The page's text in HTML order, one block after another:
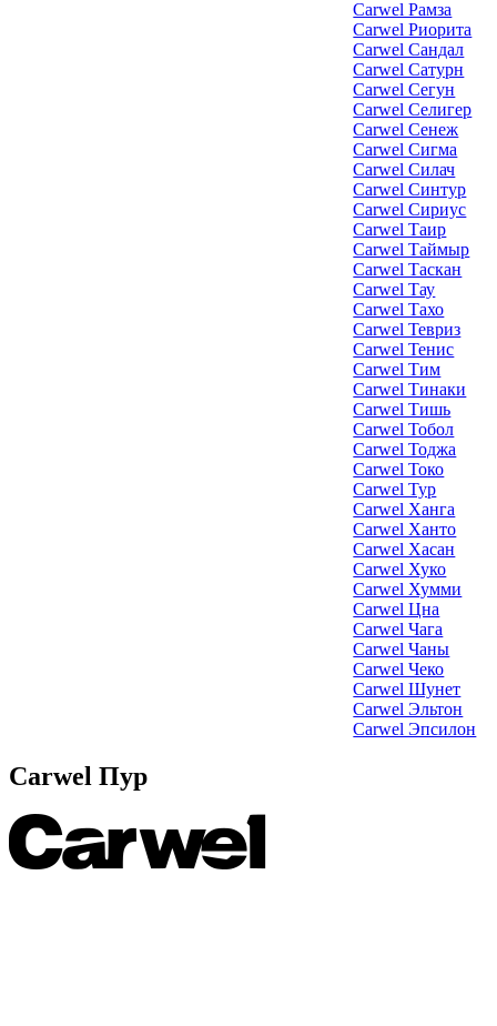
Carwel Рамза
Carwel Риорита
Carwel Сандал
Carwel Сатурн
Carwel Сегун
Carwel Селигер
Carwel Сенеж
Carwel Сигма
Carwel Силач
Carwel Синтур
Carwel Сириус
Carwel Таир
Carwel Таймыр
Carwel Таскан
Carwel Тау
Carwel Тахо
Carwel Тевриз
Carwel Тенис
Carwel Тим
Carwel Тинаки
Carwel Тишь
Carwel Тобол
Carwel Тоджа
Carwel Токо
Carwel Тур
Carwel Ханга
Carwel Ханто
Carwel Хасан
Carwel Хуко
Carwel Хумми
Carwel Цна
Carwel Чага
Carwel Чаны
Carwel Чеко
Carwel Шунет
Carwel Эльтон
Carwel Эпсилон
Carwel Пур